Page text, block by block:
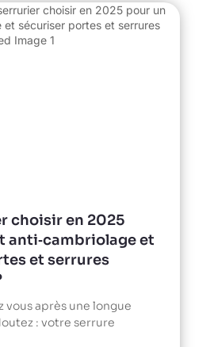
choisir en 2025
anti‑cambriolage et
et serrures
vous après une longue
: votre serrure